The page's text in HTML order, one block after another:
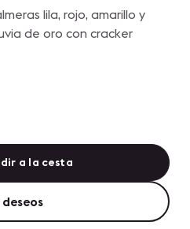
lila, rojo, amarillo y
de oro con cracker
a la cesta